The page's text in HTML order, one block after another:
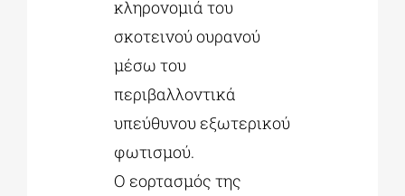
κληρονομιά του
σκοτεινού ουρανού
μέσω του
περιβαλλοντικά
υπεύθυνου εξωτερικού
φωτισμού.
Ο εορτασμός της